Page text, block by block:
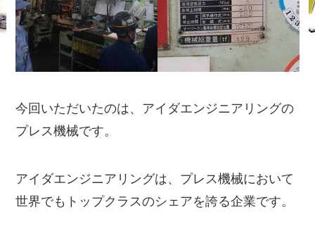
今回いただいたのは、アイダエンジニアリングの
プレス機械です。
アイダエンジニアリングは、プレス機械において
世界でもトップクラスのシェアを誇る企業です。